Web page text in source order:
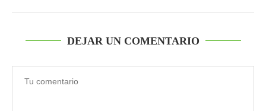
DEJAR UN COMENTARIO